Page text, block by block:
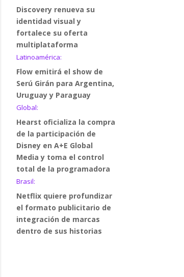
Discovery renueva su
identidad visual y
fortalece su oferta
multiplataforma
Latinoamérica:
Flow emitirá el show de
Serú Girán para Argentina,
Uruguay y Paraguay
Global:
Hearst oficializa la compra
de la participación de
Disney en A+E Global
Media y toma el control
total de la programadora
Brasil:
Netflix quiere profundizar
el formato publicitario de
integración de marcas
dentro de sus historias